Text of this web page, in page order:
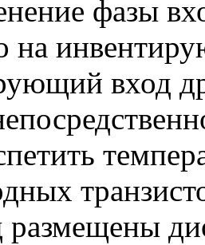
фазы
на
вход
размещены